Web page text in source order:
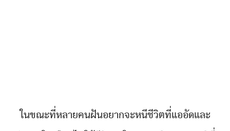
ในขณะที่หลายคนฝันอยากจะหนีชีวิตที่แออัดและ